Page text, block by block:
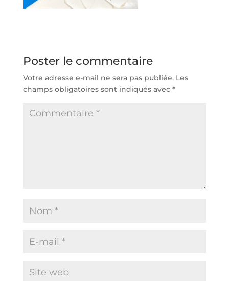
Poster le commentaire
Votre adresse e-mail ne sera pas publiée. Les
champs obligatoires sont indiqués avec *